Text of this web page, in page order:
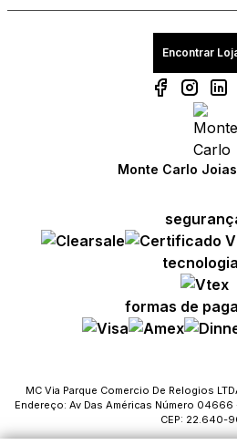
Fale
Fale
Encontrar
Monte Carlo
formas de
MC Via Parque Comercio De Relogios
Endereço: Av Das Américas Número 04666
CEP: 22.640-
Fale